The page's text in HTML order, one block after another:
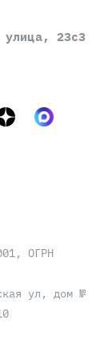
улица, 23с3
ОГРН
ул, дом №